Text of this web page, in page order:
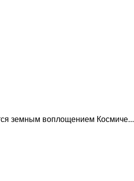
земным воплощением Космиче...